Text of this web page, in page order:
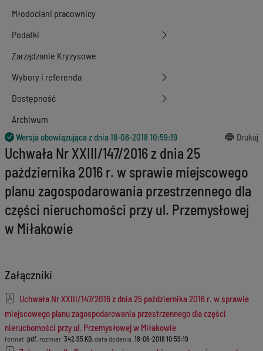
Młodociani pracownicy
Podatki
Zarządzanie Kryzysowe
Wybory i referenda
Dostępność
Archiwum
Wersja obowiązująca z dnia18-06-2018 10:59:19 Drukuj
Uchwała Nr XXIII/147/2016 z dnia 25
października 2016 r. w sprawie miejscowego
planu zagospodarowania przestrzennego dla
części nieruchomości przy ul. Przemysłowej
w Miłakowie
Załączniki
Uchwała Nr XXIII/147/2016 z dnia 25 października 2016 r. w sprawie
miejscowego planu zagospodarowania przestrzennego dla części
nieruchomości przy ul. Przemysłowej w Miłakowie
format: pdf, rozmiar: 342.95 KB, data dodania: 18-06-2018 10:59:19